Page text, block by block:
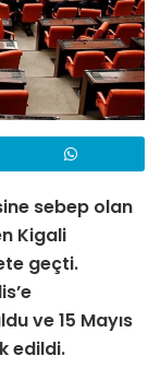
sebep olan
Kigali
geçti.
ve 15 Mayıs
edildi.